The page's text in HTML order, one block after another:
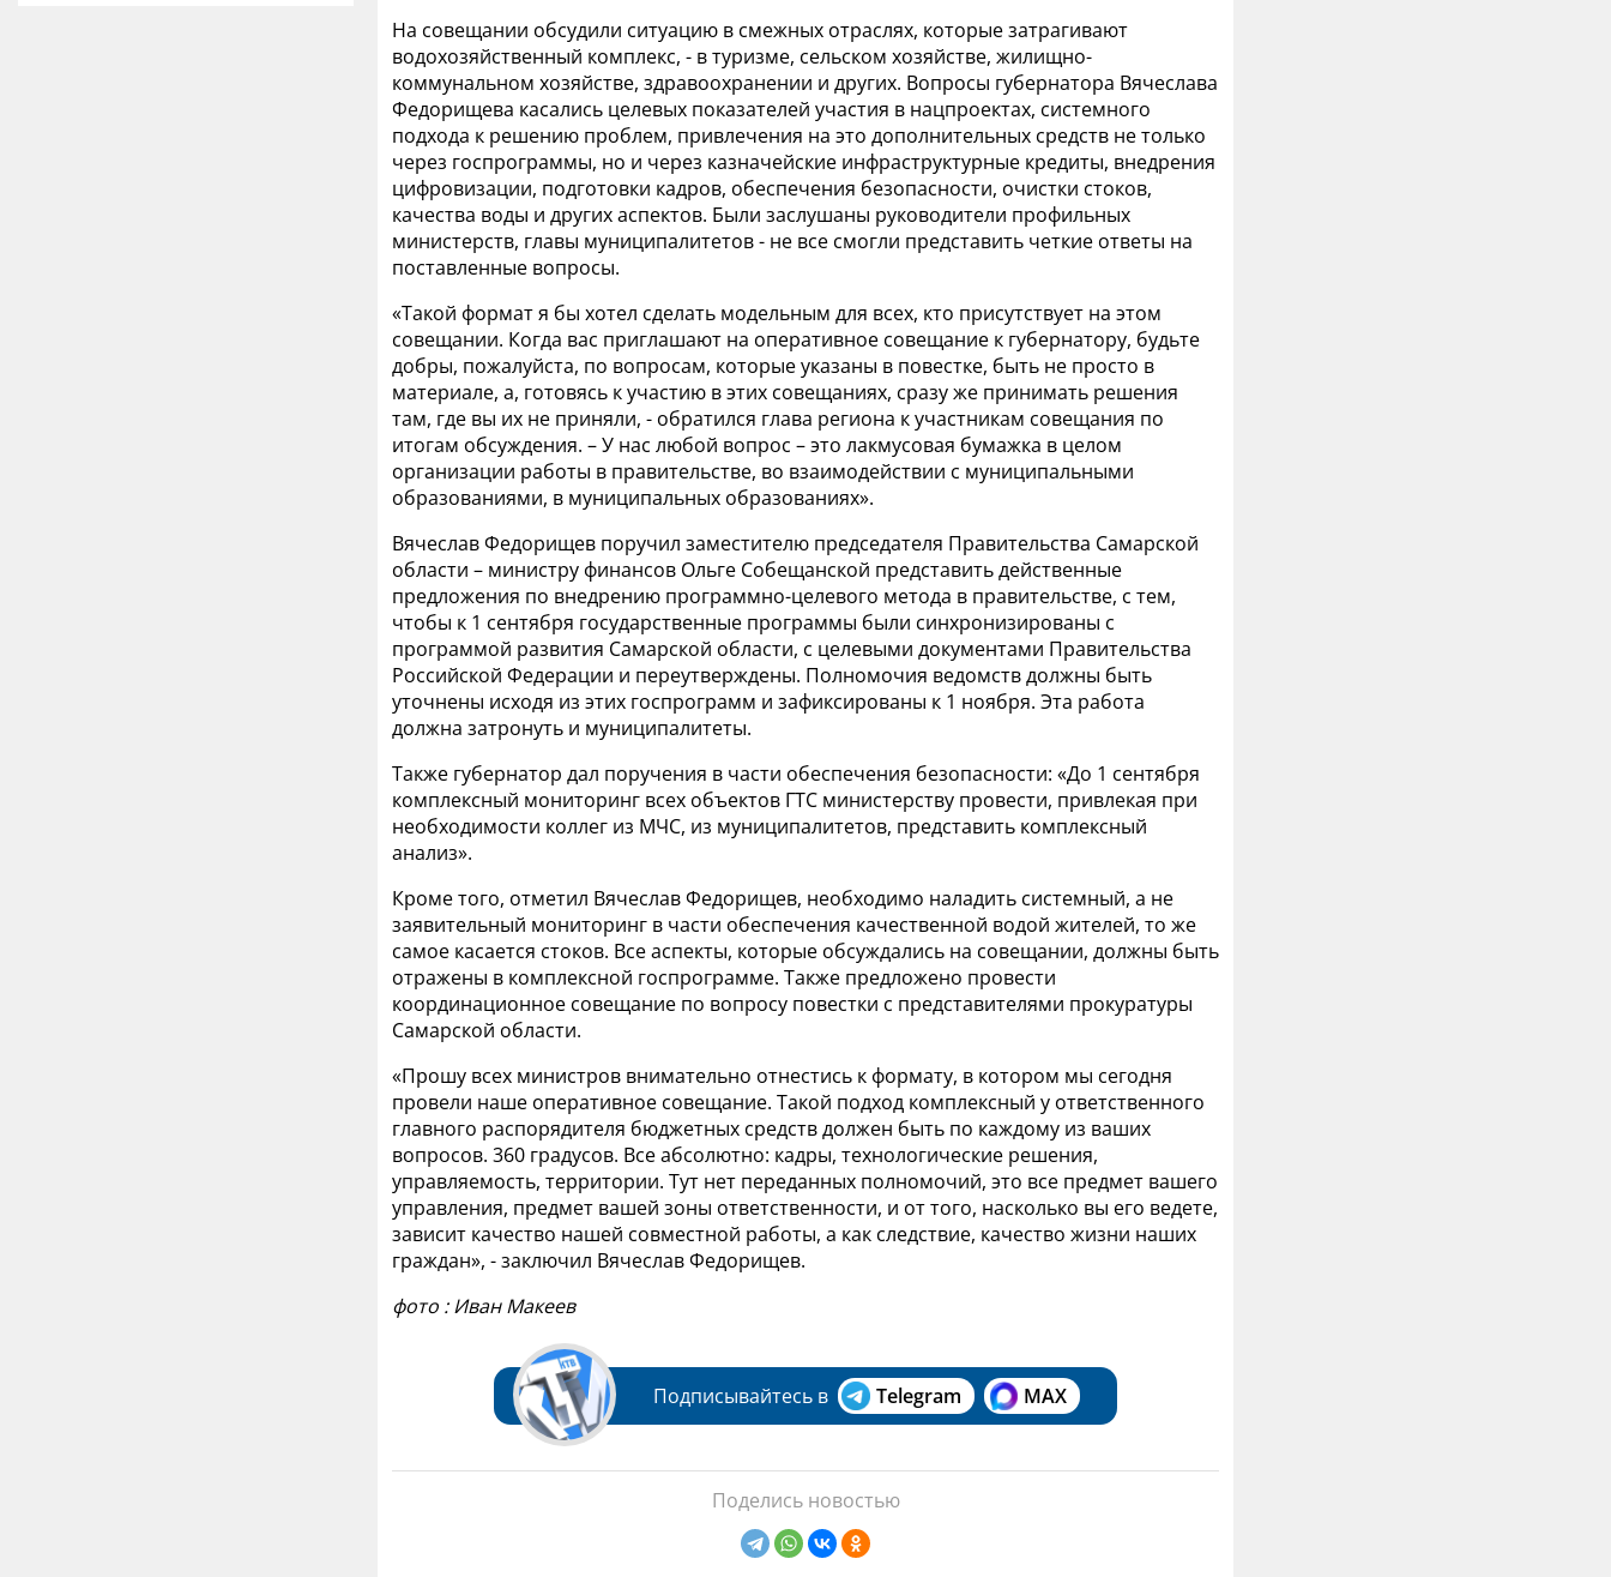
На совещании обсудили ситуацию в смежных отраслях, которые затрагивают
водохозяйственный комплекс, - в туризме, сельском хозяйстве, жилищно-
коммунальном хозяйстве, здравоохранении и других. Вопросы губернатора Вячеслава
Федорищева касались целевых показателей участия в нацпроектах, системного
подхода к решению проблем, привлечения на это дополнительных средств не только
через госпрограммы, но и через казначейские инфраструктурные кредиты, внедрения
цифровизации, подготовки кадров, обеспечения безопасности, очистки стоков,
качества воды и других аспектов. Были заслушаны руководители профильных
министерств, главы муниципалитетов - не все смогли представить четкие ответы на
поставленные вопросы.
«Такой формат я бы хотел сделать модельным для всех, кто присутствует на этом
совещании. Когда вас приглашают на оперативное совещание к губернатору, будьте
добры, пожалуйста, по вопросам, которые указаны в повестке, быть не просто в
материале, а, готовясь к участию в этих совещаниях, сразу же принимать решения
там, где вы их не приняли, - обратился глава региона к участникам совещания по
итогам обсуждения. – У нас любой вопрос – это лакмусовая бумажка в целом
организации работы в правительстве, во взаимодействии с муниципальными
образованиями, в муниципальных образованиях».
Вячеслав Федорищев поручил заместителю председателя Правительства Самарской
области – министру финансов Ольге Собещанской представить действенные
предложения по внедрению программно-целевого метода в правительстве, с тем,
чтобы к 1 сентября государственные программы были синхронизированы с
программой развития Самарской области, с целевыми документами Правительства
Российской Федерации и переутверждены. Полномочия ведомств должны быть
уточнены исходя из этих госпрограмм и зафиксированы к 1 ноября. Эта работа
должна затронуть и муниципалитеты.
Также губернатор дал поручения в части обеспечения безопасности: «До 1 сентября
комплексный мониторинг всех объектов ГТС министерству провести, привлекая при
необходимости коллег из МЧС, из муниципалитетов, представить комплексный
анализ».
Кроме того, отметил Вячеслав Федорищев, необходимо наладить системный, а не
заявительный мониторинг в части обеспечения качественной водой жителей, то же
самое касается стоков. Все аспекты, которые обсуждались на совещании, должны быть
отражены в комплексной госпрограмме. Также предложено провести
координационное совещание по вопросу повестки с представителями прокуратуры
Самарской области.
«Прошу всех министров внимательно отнестись к формату, в котором мы сегодня
провели наше оперативное совещание. Такой подход комплексный у ответственного
главного распорядителя бюджетных средств должен быть по каждому из ваших
вопросов. 360 градусов. Все абсолютно: кадры, технологические решения,
управляемость, территории. Тут нет переданных полномочий, это все предмет вашего
управления, предмет вашей зоны ответственности, и от того, насколько вы его ведете,
зависит качество нашей совместной работы, а как следствие, качество жизни наших
граждан», - заключил Вячеслав Федорищев.
фото : Иван Макеев
Подписывайтесь в Telegram MAX
Поделись новостью